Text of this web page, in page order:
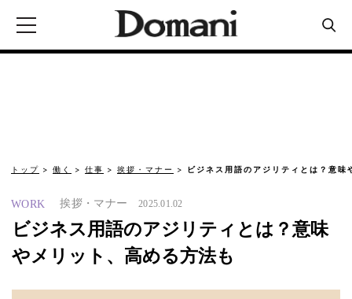
トップ 働く 仕事 挨拶・マナー ビジネス用語のアジリティとは？意味
WORK 挨拶・マナー 2025.01.02
ビジネス用語のアジリティとは？意味
やメリット、高める方法も